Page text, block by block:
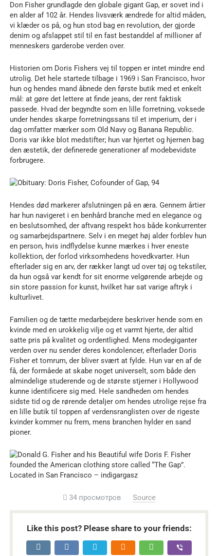
Don Fisher grundlagde den globale gigant Gap, er sovet ind i
en alder af 102 år. Hendes livsværk ændrede for altid måden,
vi klæder os på, og hun stod bag en revolution, der gjorde
denim og afslappet stil til en fast bestanddel af millioner af
menneskers garderobe verden over.
Historien om Doris Fishers vej til toppen er intet mindre end
utrolig. Det hele startede tilbage i 1969 i San Francisco, hvor
hun og hendes mand åbnede den første butik med et enkelt
mål: at gøre det lettere at finde jeans, der rent faktisk
passede. Hvad der begyndte som en lille forretning, voksede
under hendes skarpe forretningssans til et imperium, der i
dag omfatter mærker som Old Navy og Banana Republic.
Doris var ikke blot medstifter; hun var hjertet og hjernen bag
den æstetik, der definerede generationer af modebevidste
forbrugere.
Hendes død markerer afslutningen på en æra. Gennem årtier
har hun navigeret i en benhård branche med en elegance og
en beslutsomhed, der aftvang respekt hos både konkurrenter
og samarbejdspartnere. Selv i en meget høj alder forblev hun
en person, hvis indflydelse kunne mærkes i hver eneste
kollektion, der forlod virksomhedens hovedkvarter. Hun
efterlader sig en arv, der rækker langt ud over tøj og tekstiler,
da hun også var kendt for sit enorme velgørende arbejde og
sin store passion for kunst, hvilket har sat varige aftryk i
kulturlivet.
Familien og de tætte medarbejdere beskriver hende som en
kvinde med en urokkelig vilje og et varmt hjerte, der altid
satte pris på kvalitet og ordentlighed. Mens modegiganter
verden over nu sender deres kondolencer, efterlader Doris
Fisher et tomrum, der bliver svært at fylde. Hun var en af de
få, der formåede at skabe noget universelt, som både den
almindelige studerende og de største stjerner i Hollywood
kunne identificere sig med. Hele sandheden om hendes
sidste tid og de rørende detaljer om hendes utrolige rejse fra
en lille butik til toppen af verdensranglisten over de rigeste
kvinder kommer nu frem, mens branchen hylder en sand
pioner.
34 просмотров Source
Like this post? Please share to your friends: